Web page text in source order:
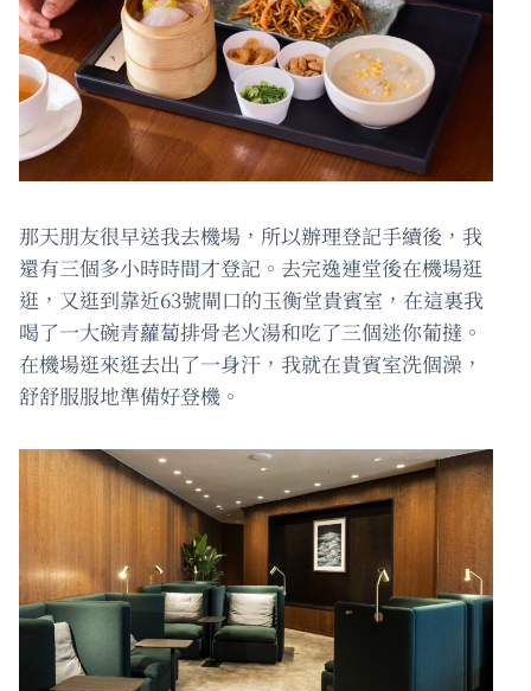
那天朋友很早送我去機場，所以辦理登記手續後，我
還有三個多小時時間才登記。去完逸連堂後在機場逛
逛，又逛到靠近63號閘口的玉衡堂貴賓室，在這裏我
喝了一大碗青蘿蔔排骨老火湯和吃了三個迷你葡撻。
在機場逛來逛去出了一身汗，我就在貴賓室洗個澡，
舒舒服服地準備好登機。